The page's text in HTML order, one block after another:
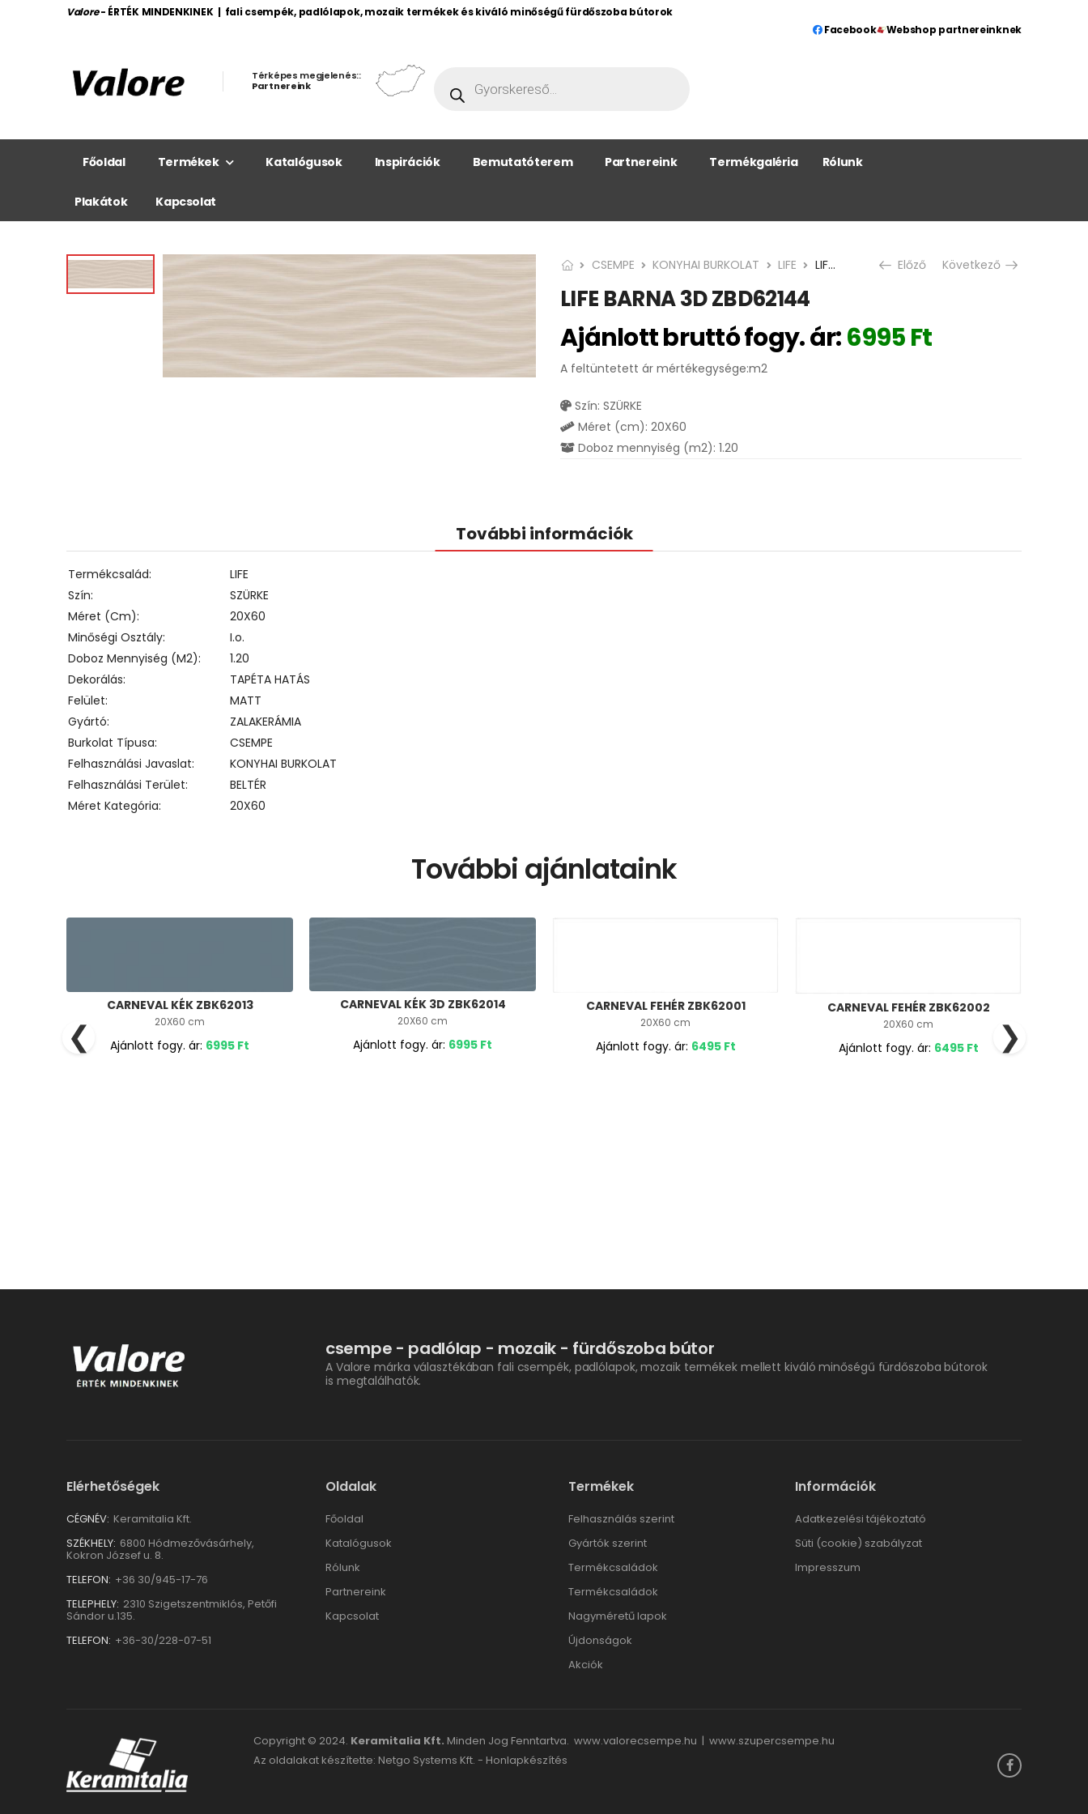
Valore - ÉRTÉK MINDENKINEK | fali csempék, padlólapok, mozaik termékek és kiváló minőségű fürdőszoba bútorok
Facebook
Webshop partnereinknek
Térképes megjelenés::
Partnereink
Főoldal Termékek Katalógusok Inspirációk Bemutatóterem Partnereink Termékgaléria Rólunk
Plakátok Kapcsolat
CSEMPE KONYHAI BURKOLAT LIFE LIFE BARNA 3D ZBD62144 Előző Következő
LIFE BARNA 3D ZBD62144
Ajánlott bruttó fogy. ár:6995Ft
A feltüntetett ár mértékegysége:m2
Szín: SZÜRKE
Méret (cm): 20X60
Doboz mennyiség (m2): 1.20
További információk
Termékcsalád
LIFE
Szín
SZÜRKE
Méret (cm)
20X60
Minőségi Osztály
I.o.
Doboz Mennyiség (m2)
1.20
Dekorálás
TAPÉTA HATÁS
Felület
MATT
Gyártó
ZALAKERÁMIA
Burkolat Típusa
CSEMPE
Felhasználási Javaslat
KONYHAI BURKOLAT
Felhasználási Terület
BELTÉR
Méret Kategória
20X60
További ajánlataink
CARNEVAL KÉK ZBK62013
20X60 cm
Ajánlott fogy. ár: 6995 Ft
CARNEVAL KÉK 3D ZBK62014
20X60 cm
Ajánlott fogy. ár: 6995 Ft
CARNEVAL FEHÉR ZBK62001
20X60 cm
Ajánlott fogy. ár: 6495 Ft
CARNEVAL FEHÉR ZBK62002
20X60 cm
Ajánlott fogy. ár: 6495 Ft
❮ ❯
csempe - padlólap - mozaik - fürdőszoba bútor
A Valore márka választékában fali csempék, padlólapok, mozaik termékek mellett kiváló minőségű fürdőszoba bútorok
is megtalálhatók.
Elérhetőségek
CÉGNÉV: Keramitalia Kft.
SZÉKHELY: 6800 Hódmezővásárhely,
Kokron József u. 8.
TELEFON: +36 30/945-17-76
TELEPHELY: 2310 Szigetszentmiklós, Petőfi
Sándor u.135.
TELEFON: +36-30/228-07-51
Oldalak
Főoldal
Katalógusok
Rólunk
Partnereink
Kapcsolat
Termékek
Felhasználás szerint
Gyártók szerint
Termékcsaládok
Termékcsaládok
Nagyméretű lapok
Újdonságok
Akciók
Információk
Adatkezelési tájékoztató
Süti (cookie) szabályzat
Impresszum
Copyright © 2024. Keramitalia Kft. Minden Jog Fenntartva. www.valorecsempe.hu | www.szupercsempe.hu
Az oldalakat készítette: Netgo Systems Kft. - Honlapkészítés